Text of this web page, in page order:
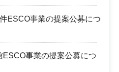
ESCO事業の提案公募につ
ESCO事業の提案公募につ